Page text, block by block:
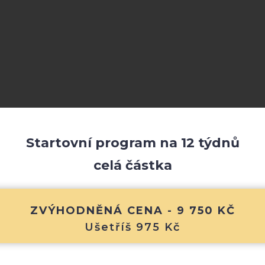
Startovní program na 12 týdnů
celá částka
ZVÝHODNĚNÁ CENA - 9 750 KČ
Ušetříš 975 Kč